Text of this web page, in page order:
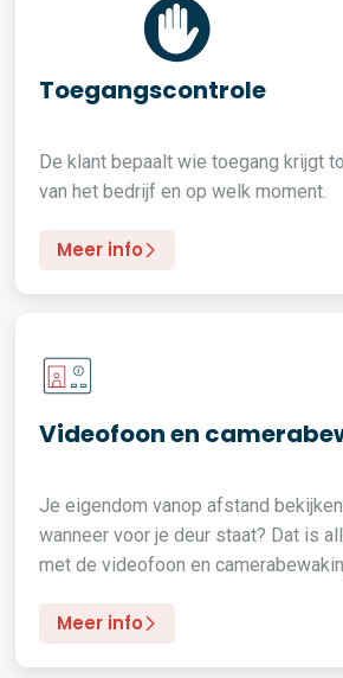
Toegangscontrole
De klant bepaalt wie toegang krijgt
van het bedrijf en op welk moment.
Meer info
Videofoon en
Je eigendom vanop afstand
wanneer voor je deur staat? Dat is
met de videofoon en
Meer info